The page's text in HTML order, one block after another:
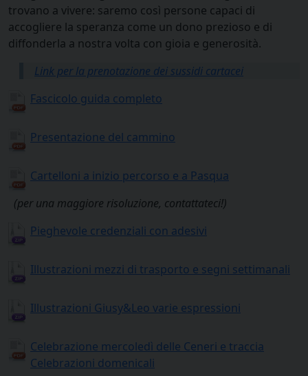
trovano a vivere: saremo così persone capaci di
accogliere la speranza come un dono prezioso e di
diffonderla a nostra volta con gioia e generosità.
Link per la prenotazione dei sussidi cartacei
Fascicolo guida completo
Presentazione del cammino
Cartelloni a inizio percorso e a Pasqua
(per una maggiore risoluzione, contattateci!)
Pieghevole credenziali con adesivi
Illustrazioni mezzi di trasporto e segni settimanali
Illustrazioni Giusy&Leo varie espressioni
Celebrazione mercoledì delle Ceneri e traccia
Celebrazioni domenicali